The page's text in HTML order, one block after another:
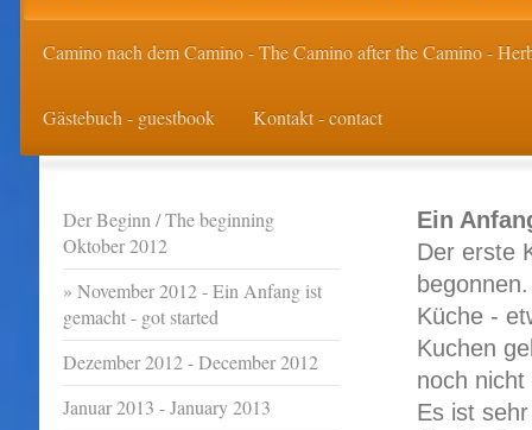
Camino nach dem Camino - The Camino after the Camino -
Gästebuch - guestbook Kontakt - contact
Ein
Der erste
Küche -
Kuchen
noch nicht
Es ist
Der Beginn / The beginning
Oktober 2012
November 2012 - Ein Anfang ist
gemacht - got started
Dezember 2012 - December 2012
Januar 2013 - January 2013